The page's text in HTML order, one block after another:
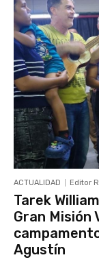
ACTUALIDAD Editor
Tarek
Gran Misión
Agustín